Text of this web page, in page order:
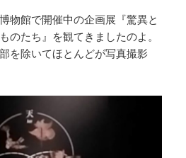
物館で開催中の企画展『驚異と
たち』を観てきましたのよ。
を除いてほとんどが写真撮影